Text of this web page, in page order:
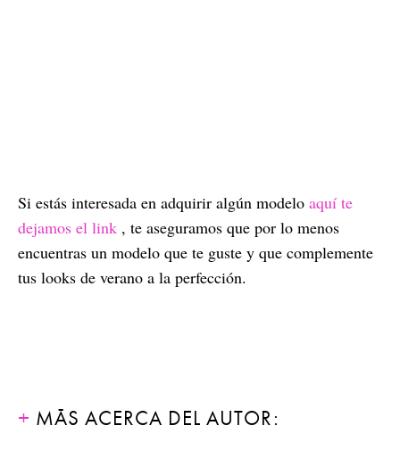
Si estás interesada en adquirir algún modelo aquí te
dejamos el link , te aseguramos que por lo menos
encuentras un modelo que te guste y que complemente
tus looks de verano a la perfección.
MÁS ACERCA DEL AUTOR: